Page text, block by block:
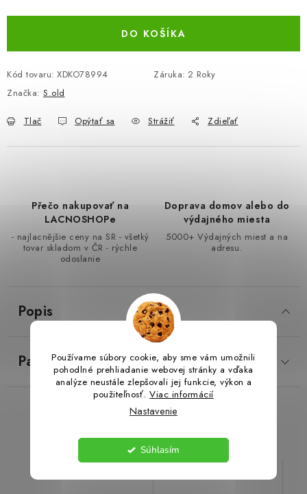
Používame súbory cookie, aby sme vám umožnili
pohodlné prehliadanie webovej stránky a vďaka
analýze neustále zlepšovali jej funkcie, výkon a
použiteľnosť.Viac informácií
Nastavenie
Súhlasím
DÍLNA A STAVBA
DOPLNKOVÝ PREDAJ
LETNÝ VÝPREDAJ
LacnoBlog Prečo je tu LACNO?
Kontakty, O nás
Vratky a Reklamácie
Obchodné podmienky
Ochrana osobných údajov
Reklamačný poriadok
Ako odstúpiť od kúpnej zmluvy
DO KOŠÍKA
Kód tovaru: XDKO78994 Záruka: 2 Roky
Značka: S.old
Tlač Opýtať sa Strážiť Zdieľať
Přečo nakupovať na
LACNOSHOPe
- najlacnějšie ceny na SR - všetký
tovar skladom v ČR - rýchle
odoslanie
Doprava domov alebo do
výdajného miesta
5000+ Výdajných miest a na
adresu.
Popis
Parametre produktu
Podobné produkty